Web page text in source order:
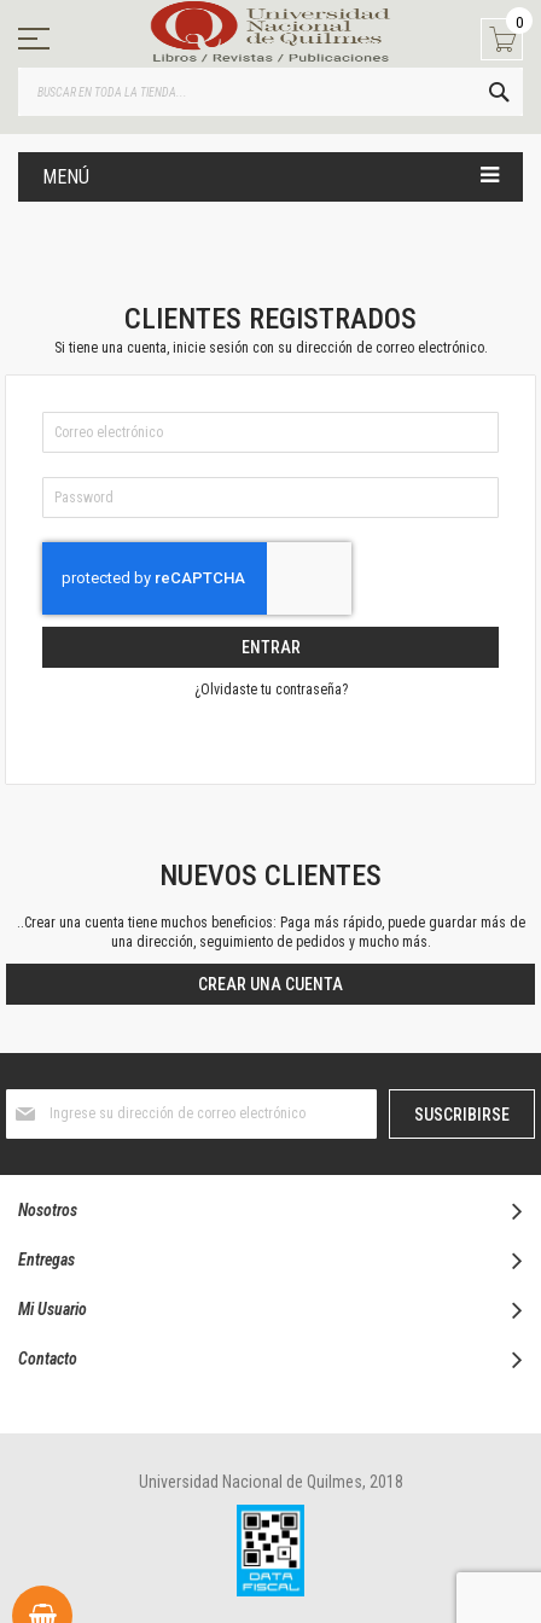
contenido
0
MENÚ
CLIENTES REGISTRADOS
Si tiene una cuenta, inicie sesión con su dirección de correo electrónico.
ENTRAR
¿Olvidaste tu contraseña?
NUEVOS CLIENTES
..Crear una cuenta tiene muchos beneficios: Paga más rápido, puede guardar más de
una dirección, seguimiento de pedidos y mucho más.
CREAR UNA CUENTA
boletín
SUSCRIBIRSE
Nosotros
Entregas
Mi Usuario
Contacto
Universidad Nacional de Quilmes, 2018